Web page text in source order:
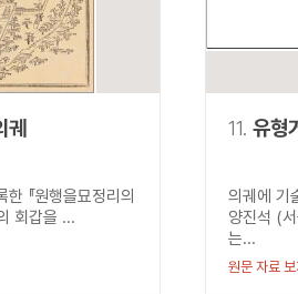
궤
『원행을묘정리의
갑을 ...
11. 유형
의궤에
양진석 (
는...
원문 자료 보